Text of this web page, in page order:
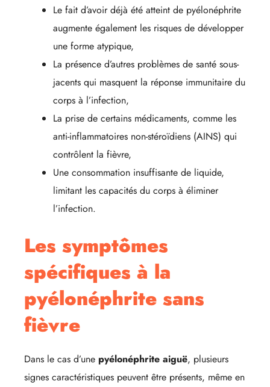
Le fait d’avoir déjà été atteint de pyélonéphrite
augmente également les risques de développer
une forme atypique,
La présence d’autres problèmes de santé sous-
jacents qui masquent la réponse immunitaire du
corps à l’infection,
La prise de certains médicaments, comme les
anti-inflammatoires non-stéroïdiens (AINS) qui
contrôlent la fièvre,
Une consommation insuffisante de liquide,
limitant les capacités du corps à éliminer
l’infection.
Les symptômes
spécifiques à la
pyélonéphrite sans
fièvre
Dans le cas d’une pyélonéphrite aiguë, plusieurs
signes caractéristiques peuvent être présents, même en